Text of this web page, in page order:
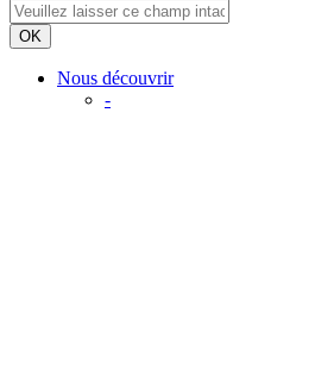
Nous découvrir
-